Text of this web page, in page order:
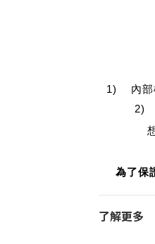
1) 內部
2)
為了保
了解更多